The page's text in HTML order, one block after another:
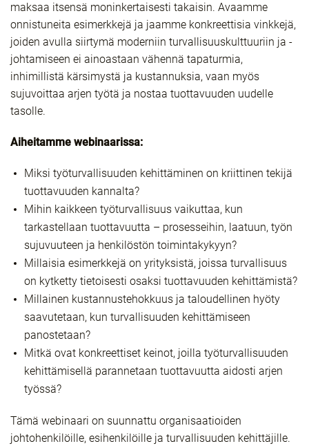
maksaa itsensä moninkertaisesti takaisin. Avaamme
onnistuneita esimerkkejä ja jaamme konkreettisia vinkkejä,
joiden avulla siirtymä moderniin turvallisuuskulttuuriin ja -
johtamiseen ei ainoastaan vähennä tapaturmia,
inhimillistä kärsimystä ja kustannuksia, vaan myös
sujuvoittaa arjen työtä ja nostaa tuottavuuden uudelle
tasolle.
Aiheitamme webinaarissa:
Miksi työturvallisuuden kehittäminen on kriittinen tekijä
tuottavuuden kannalta?
Mihin kaikkeen työturvallisuus vaikuttaa, kun
tarkastellaan tuottavuutta – prosesseihin, laatuun, työn
sujuvuuteen ja henkilöstön toimintakykyyn?
Millaisia esimerkkejä on yrityksistä, joissa turvallisuus
on kytketty tietoisesti osaksi tuottavuuden kehittämistä?
Millainen kustannustehokkuus ja taloudellinen hyöty
saavutetaan, kun turvallisuuden kehittämiseen
panostetaan?
Mitkä ovat konkreettiset keinot, joilla työturvallisuuden
kehittämisellä parannetaan tuottavuutta aidosti arjen
työssä?
Tämä webinaari on suunnattu organisaatioiden
johtohenkilöille, esihenkilöille ja turvallisuuden kehittäjille.